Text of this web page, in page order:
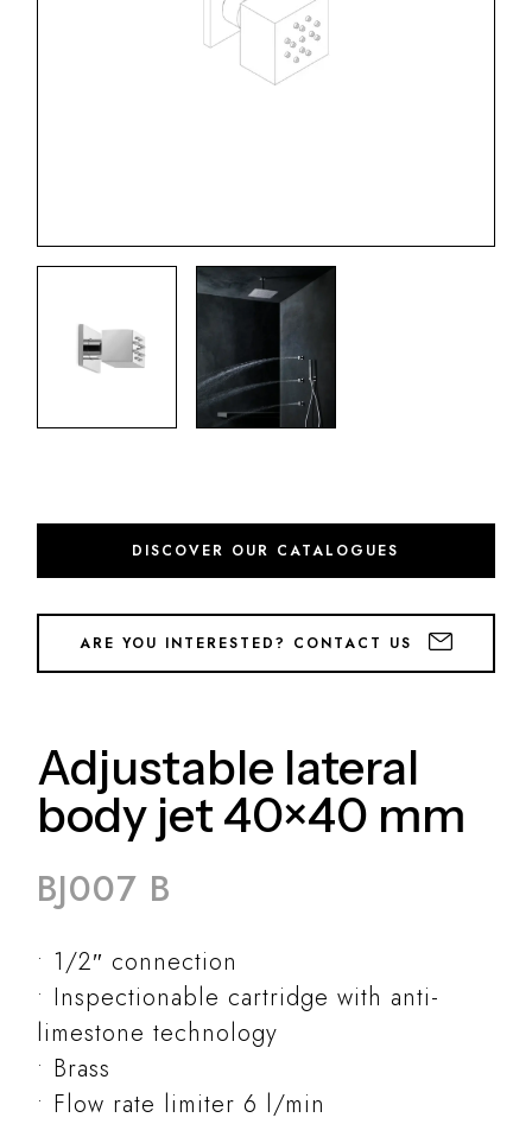
DISCOVER OUR CATALOGUES
ARE YOU INTERESTED? CONTACT US
Adjustable lateral
body jet 40×40 mm
BJ007 B
1/2″ connection
Inspectionable cartridge with anti-
limestone technology
Brass
Flow rate limiter 6 l/min